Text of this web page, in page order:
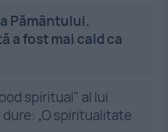
Pământului.
a fost mai cald ca
spiritual" al lui
dure: „O spiritualitate